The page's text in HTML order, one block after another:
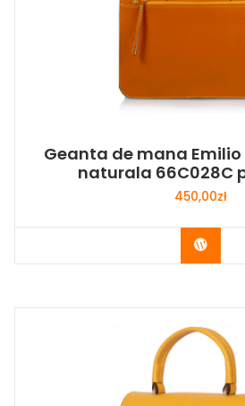
Geanta de mana
naturala 66C028C
450,00zł
Buy